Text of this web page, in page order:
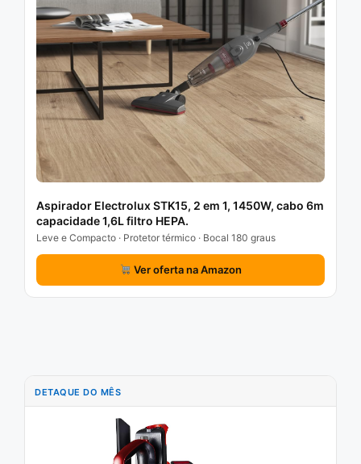
Aspirador Electrolux STK15, 2 em 1, 1450W, cabo 6m
capacidade 1,6L filtro HEPA.
Leve e Compacto · Protetor térmico · Bocal 180 graus
Ver oferta na Amazon
DETAQUE DO MÊS